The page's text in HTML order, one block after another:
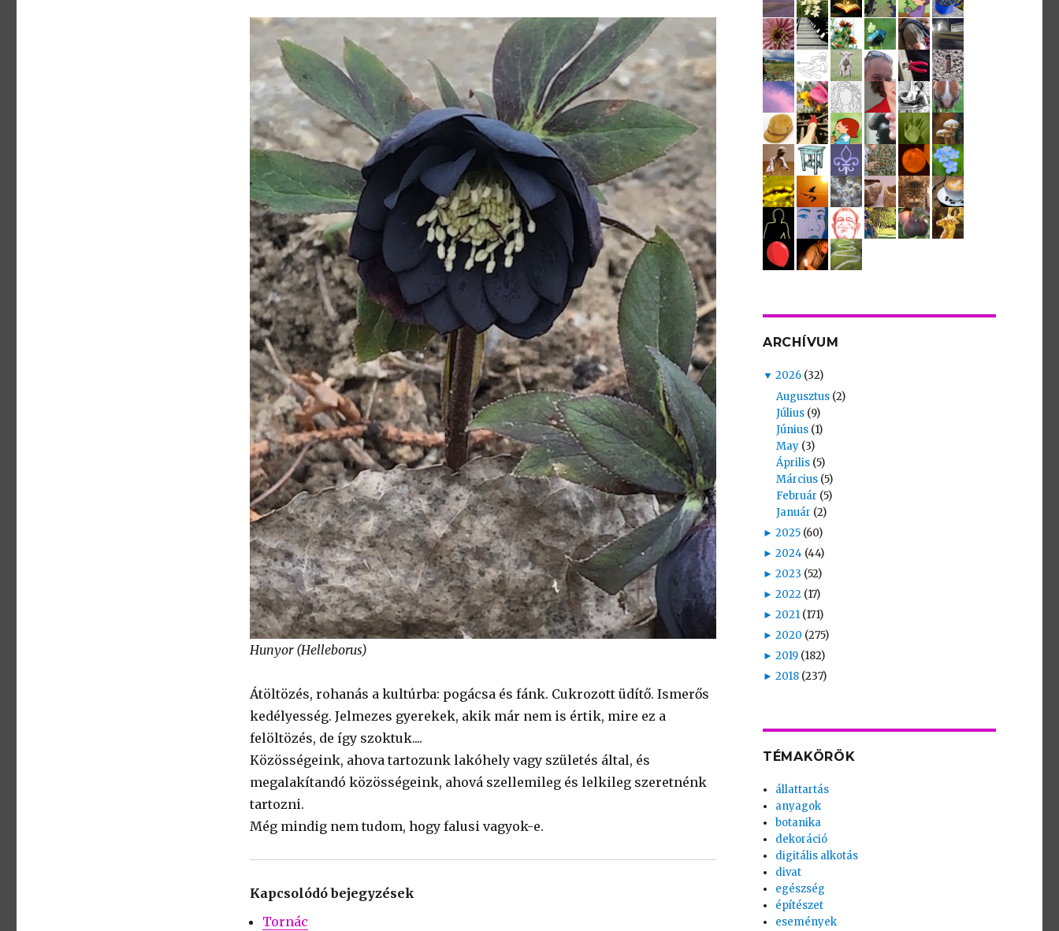
Hunyor (Helleborus)
Átöltözés, rohanás a kultúrba: pogácsa és fánk. Cukrozott üdítő. Ismerős
kedélyesség. Jelmezes gyerekek, akik már nem is értik, mire ez a
felöltözés, de így szoktuk....
Közösségeink, ahova tartozunk lakóhely vagy születés által, és
megalakítandó közösségeink, ahová szellemileg és lelkileg szeretnénk
tartozni.
Még mindig nem tudom, hogy falusi vagyok-e.
Kapcsolódó bejegyzések
Tornác
ARCHÍVUM
▼ 2026 (32)
Augusztus (2)
Július (9)
Június (1)
May (3)
Április (5)
Március (5)
Február (5)
Január (2)
► 2025 (60)
► 2024 (44)
► 2023 (52)
► 2022 (17)
► 2021 (171)
► 2020 (275)
► 2019 (182)
► 2018 (237)
TÉMAKÖRÖK
állattartás
anyagok
botanika
dekoráció
digitális alkotás
divat
egészség
építészet
események